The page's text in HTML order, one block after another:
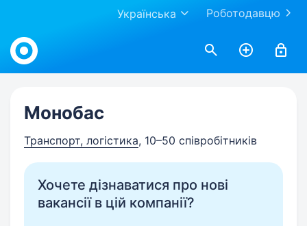
Роботодавцю
Українська
Work.ua
Монобас
Транспорт, логістика, 10–50 співробітників
Хочете дізнаватися про нові
вакансії в цій компанії?